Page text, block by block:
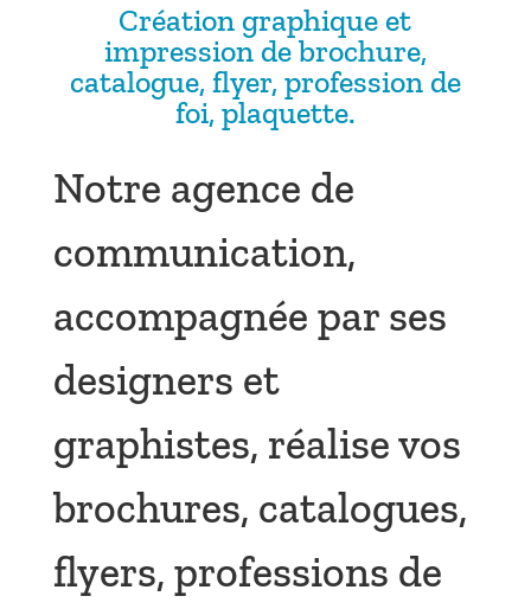
Création graphique et
impression de brochure,
catalogue, flyer, profession de
foi, plaquette.
Notre agence de
communication,
accompagnée par ses
designers et
graphistes, réalise vos
brochures, catalogues,
flyers, professions de